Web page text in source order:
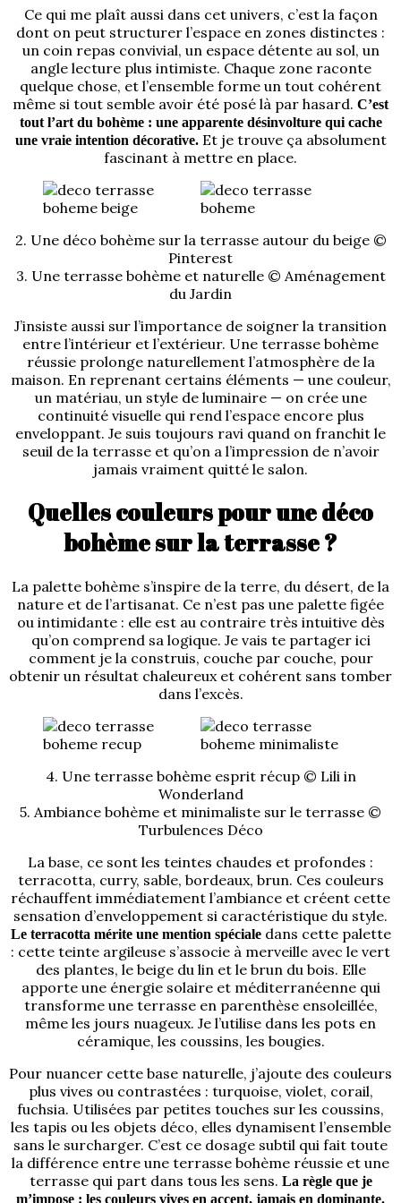
Ce qui me plaît aussi dans cet univers, c’est la façon
dont on peut structurer l’espace en zones distinctes :
un coin repas convivial, un espace détente au sol, un
angle lecture plus intimiste. Chaque zone raconte
quelque chose, et l’ensemble forme un tout cohérent
même si tout semble avoir été posé là par hasard. C’est
tout l’art du bohème : une apparente désinvolture qui cache
une vraie intention décorative.Et je trouve ça absolument
fascinant à mettre en place.
2. Une déco bohème sur la terrasse autour du beige ©
Pinterest
3. Une terrasse bohème et naturelle © Aménagement
du Jardin
J’insiste aussi sur l’importance de soigner la transition
entre l’intérieur et l’extérieur. Une terrasse bohème
réussie prolonge naturellement l’atmosphère de la
maison. En reprenant certains éléments — une couleur,
un matériau, un style de luminaire — on crée une
continuité visuelle qui rend l’espace encore plus
enveloppant. Je suis toujours ravi quand on franchit le
seuil de la terrasse et qu’on a l’impression de n’avoir
jamais vraiment quitté le salon.
Quelles couleurs pour une déco
bohème sur la terrasse ?
La palette bohème s’inspire de la terre, du désert, de la
nature et de l’artisanat. Ce n’est pas une palette figée
ou intimidante : elle est au contraire très intuitive dès
qu’on comprend sa logique. Je vais te partager ici
comment je la construis, couche par couche, pour
obtenir un résultat chaleureux et cohérent sans tomber
dans l’excès.
4. Une terrasse bohème esprit récup © Lili in
Wonderland
5. Ambiance bohème et minimaliste sur le terrasse ©
Turbulences Déco
La base, ce sont les teintes chaudes et profondes :
terracotta, curry, sable, bordeaux, brun. Ces couleurs
réchauffent immédiatement l’ambiance et créent cette
sensation d’enveloppement si caractéristique du style.
Le terracotta mérite une mention spécialedans cette palette
: cette teinte argileuse s’associe à merveille avec le vert
des plantes, le beige du lin et le brun du bois. Elle
apporte une énergie solaire et méditerranéenne qui
transforme une terrasse en parenthèse ensoleillée,
même les jours nuageux. Je l’utilise dans les pots en
céramique, les coussins, les bougies.
Pour nuancer cette base naturelle, j’ajoute des couleurs
plus vives ou contrastées : turquoise, violet, corail,
fuchsia. Utilisées par petites touches sur les coussins,
les tapis ou les objets déco, elles dynamisent l’ensemble
sans le surcharger. C’est ce dosage subtil qui fait toute
la différence entre une terrasse bohème réussie et une
terrasse qui part dans tous les sens. La règle que je
m’impose : les couleurs vives en accent, jamais en dominante.